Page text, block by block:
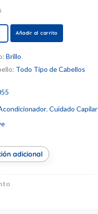
Añadir al carrito
Brillo
Todo Tipo de Cabellos
, Cuidado Capilar
adicional